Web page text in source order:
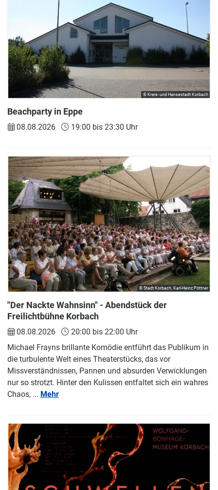
Beachparty in Eppe
08.08.2026 19:00 bis 23:30 Uhr
© Kreis- und Hansestadt Korbach
"Der Nackte Wahnsinn" - Abendstück der
Freilichtbühne Korbach
08.08.2026
20:00 bis 22:00 Uhr
Michael Frayns brillante Komödie entführt das Publikum in
die turbulente Welt eines Theaterstücks, das vor
Missverständnissen, Pannen und absurden Verwicklungen
nur so strotzt. Hinter den Kulissen entfaltet sich ein wahres
Chaos, ... Mehr
© Stadt Korbach, Karl-Heinz Pöttner